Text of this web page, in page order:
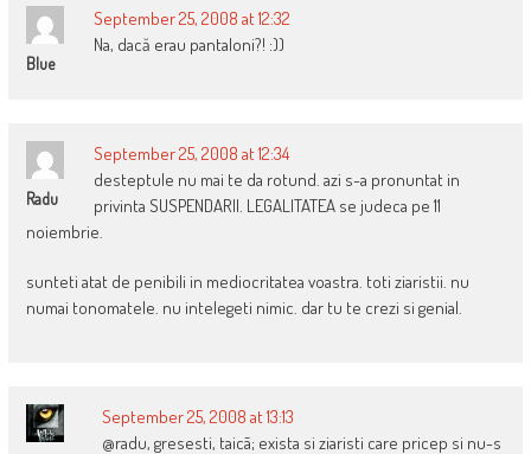
Blue
September 25, 2008 at 12:32
Na, dacă erau pantaloni?! :))
Radu
September 25, 2008 at 12:34
desteptule nu mai te da rotund. azi s-a pronuntat in
privinta SUSPENDARII. LEGALITATEA se judeca pe 11
noiembrie.
sunteti atat de penibili in mediocritatea voastra. toti ziaristii. nu
numai tonomatele. nu intelegeti nimic. dar tu te crezi si genial.
September 25, 2008 at 13:13
@radu, gresesti, taicã; exista si ziaristi care pricep si nu-s